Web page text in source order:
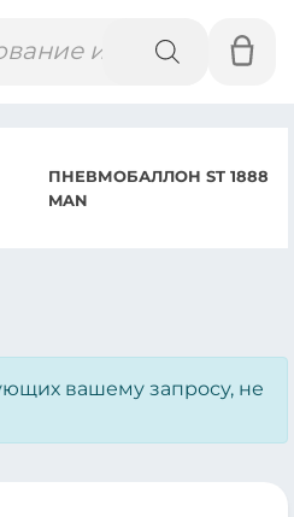
ST 1888
вашему запросу, не